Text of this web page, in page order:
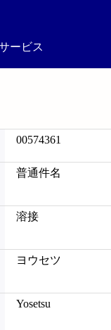
ービス
00574361
普通件名
溶接
ヨウセツ
Yosetsu